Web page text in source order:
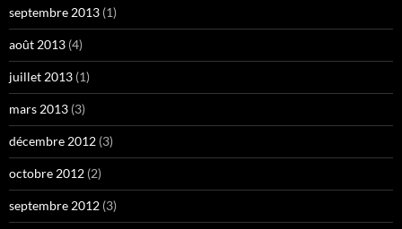
septembre 2013 (1)
août 2013 (4)
juillet 2013 (1)
mars 2013 (3)
décembre 2012 (3)
octobre 2012 (2)
septembre 2012 (3)